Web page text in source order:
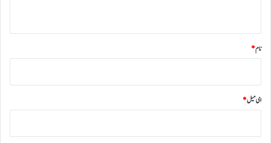
نام*
ای میل*